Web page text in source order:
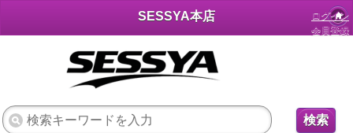
SESSYA本店
ログイン
会員登録
検索